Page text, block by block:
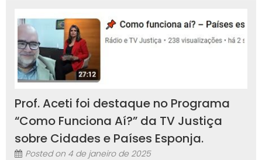
Prof. Aceti foi destaque no Programa
“Como Funciona Aí?” da TV Justiça
sobre Cidades e Países Esponja.
Posted on 4 de janeiro de 2025